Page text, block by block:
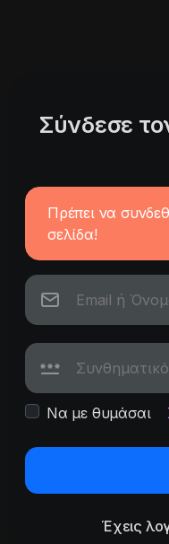
Σύνδεσε
Πρέπει να
σελίδα!
Να με θυμάσαι
Έχεις